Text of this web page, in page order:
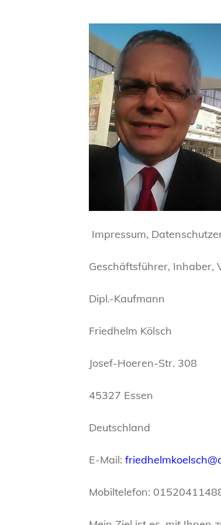
Impressum,
Geschäftsführer, Inhaber,
Dipl.-Kaufmann
Friedhelm Kölsch
Josef-Hoeren-Str. 308
45327 Essen
Deutschland
E-Mail:
Mobiltelefon: